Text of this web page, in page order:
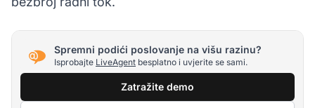
Spremni podići poslovanje na višu razinu?
Isprobajte LiveAgent besplatno i uvjerite se sami.
Zatražite demo